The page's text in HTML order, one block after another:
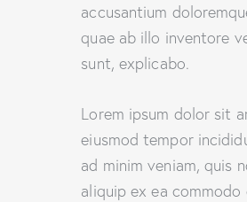
accusantium
quae ab illo inventore
sunt, explicabo.
Lorem ipsum dolor sit
eiusmod tempor
ad minim veniam, quis
aliquip ex ea